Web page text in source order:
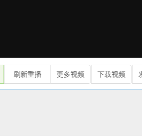
刷新重播 更多视频 下载视频